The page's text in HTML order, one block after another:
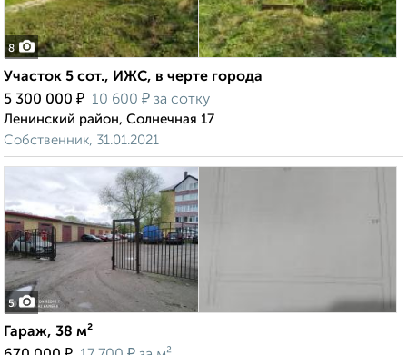
8
Участок 5 сот., ИЖС, в черте города
5 300 000 ₽ 10 600 ₽ за сотку
Ленинский район, Солнечная 17
Собственник, 31.01.2021
5
Гараж, 38 м²